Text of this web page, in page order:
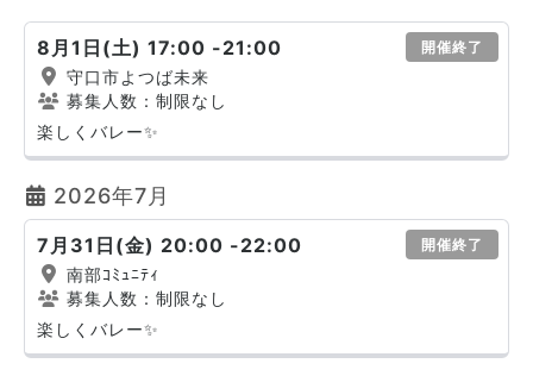
8月1日(土) 17:00 -21:00 開催終了
守口市よつば未来
募集人数：制限なし
楽しくバレー✨
2026年7月
7月31日(金) 20:00 -22:00 開催終了
南部ｺﾐｭﾆﾃｨ
募集人数：制限なし
楽しくバレー✨